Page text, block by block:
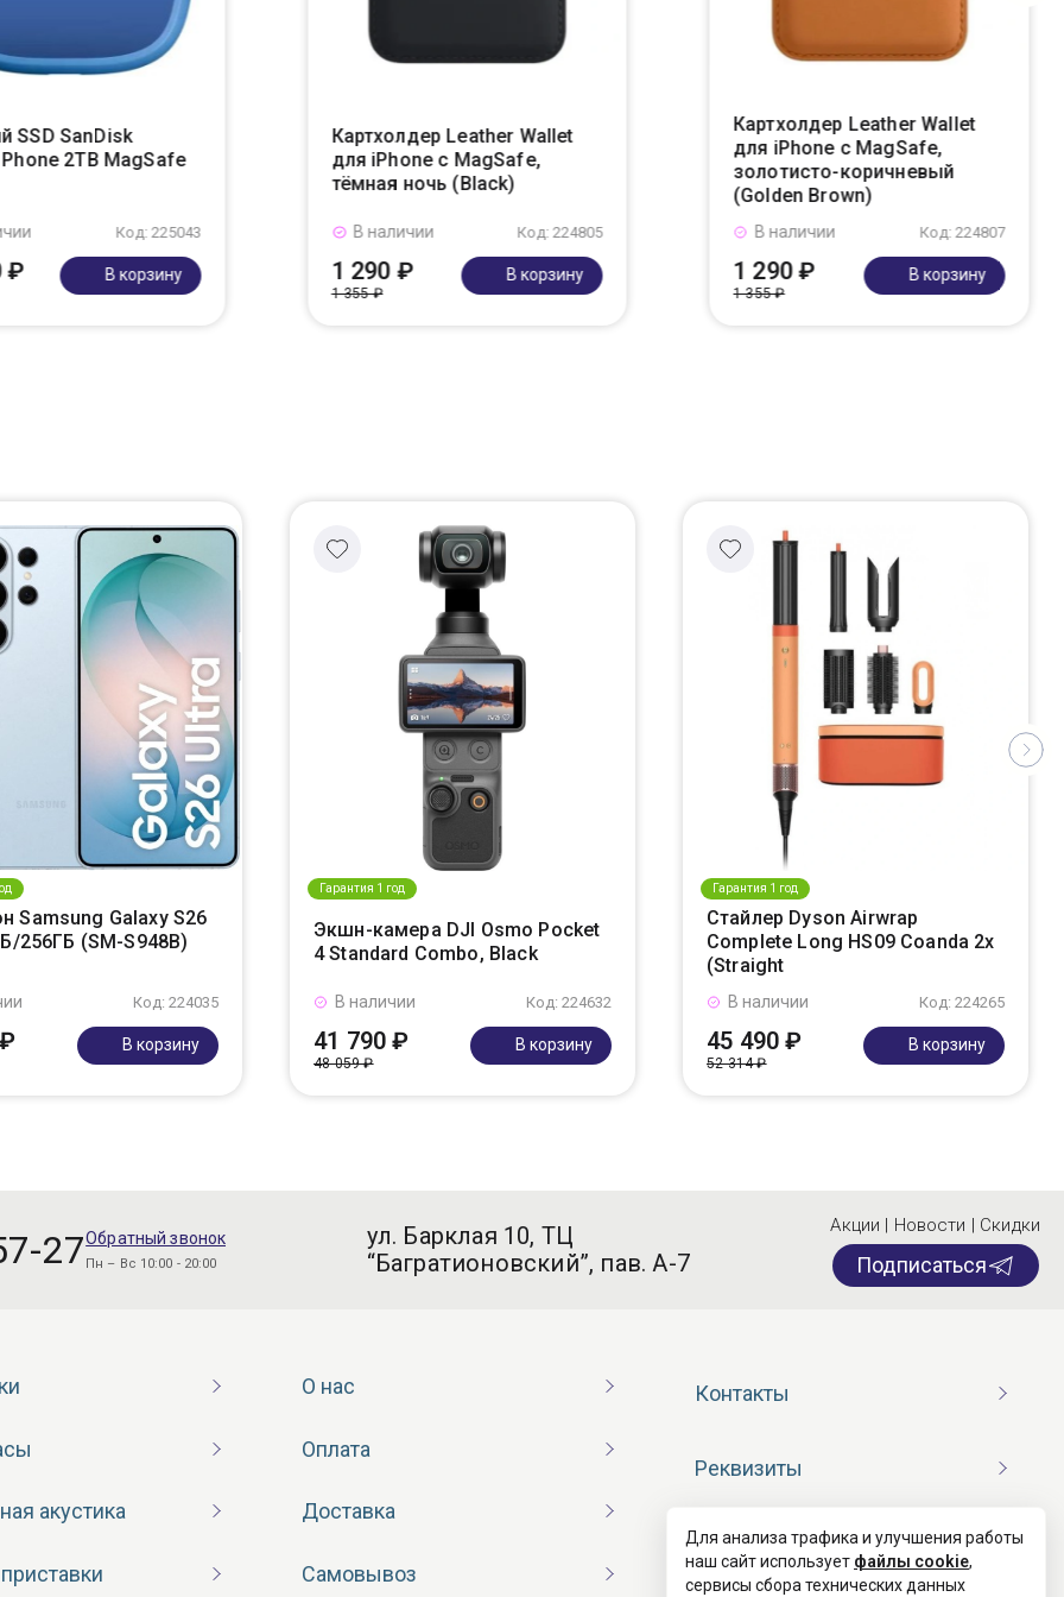
SSD SanDisk
2TB MagSafe
Код: 225043
₽ В корзину
Картхолдер Leather Wallet
для iPhone с MagSafe,
тёмная ночь (Black)
Код: 224805
В наличии
1 290 ₽
1 355 ₽
В корзину
Картхолдер Leather Wallet
для iPhone с MagSafe,
золотисто-коричневый
(Golden Brown)
Код: 224807
В наличии
1 290 ₽
1 355 ₽
В корзину
Samsung Galaxy S26
256ГБ (SM-S948B)
Код: 224035
В корзину
Гарантия 1 год
Экшн-камера DJI Osmo Pocket
4 Standard Combo, Black
Код: 224632
В наличии
41 790 ₽
48 059 ₽
В корзину
Гарантия 1 год
Стайлер Dyson Airwrap
Complete Long HS09 Coanda 2x
(Straight
Код: 224265
В наличии
45 490 ₽
52 314 ₽
В корзину
27Обратный звонок
Пн – Вс 10:00 - 20:00
ул. Барклая 10, ТЦ
“Багратионовский”, пав. А-7
Акции | Новости | Скидки
Подписаться
акустика
О нас
Оплата
Доставка
Самовывоз
Контакты
Реквизиты
Договор оферты
Для анализа трафика и улучшения работы
наш сайт использует файлы cookie,
сервисы сбора технических данных